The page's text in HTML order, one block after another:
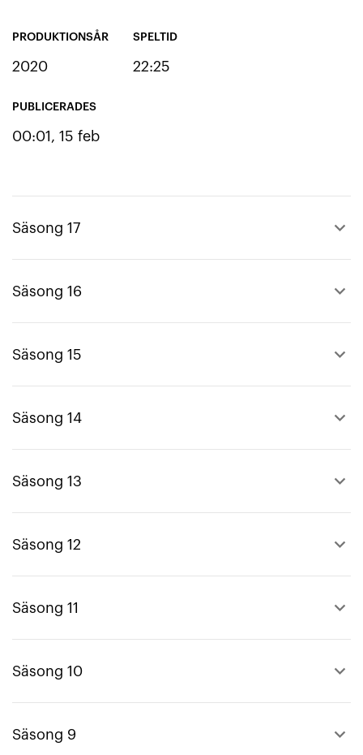
PRODUKTIONSÅR
2020
PUBLICERADES
00:01, 15 feb
SPELTID
22:25
Säsong 17 keyboard_arrow_up
Säsong 16 keyboard_arrow_up
Säsong 15 keyboard_arrow_up
Säsong 14 keyboard_arrow_up
Säsong 13 keyboard_arrow_up
Säsong 12 keyboard_arrow_up
Säsong 11 keyboard_arrow_up
Säsong 10 keyboard_arrow_up
Säsong 9 keyboard_arrow_up